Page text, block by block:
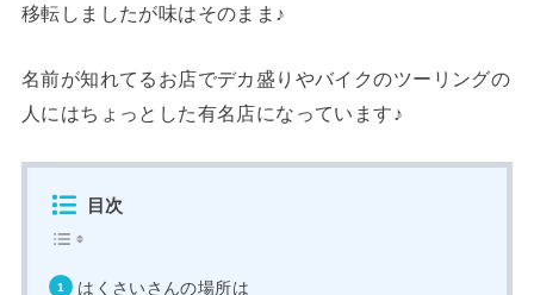
移転しましたが味はそのまま♪
名前が知れてるお店でデカ盛りやバイクのツーリングの
人にはちょっとした有名店になっています♪
目次
はくさいさんの場所は